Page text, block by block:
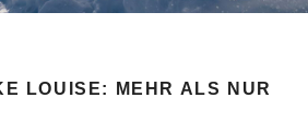
LOUISE: MEHR ALS NUR